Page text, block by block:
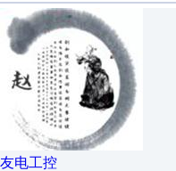
友电工控